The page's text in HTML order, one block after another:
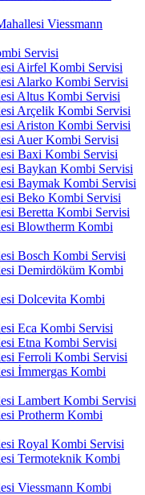
Viessmann
Servisi
Airfel Kombi Servisi
Alarko Kombi Servisi
Altus Kombi Servisi
Arçelik Kombi Servisi
Ariston Kombi Servisi
Auer Kombi Servisi
Baxi Kombi Servisi
Baykan Kombi Servisi
Baymak Kombi Servisi
Beko Kombi Servisi
Beretta Kombi Servisi
Blowtherm Kombi
Bosch Kombi Servisi
Demirdöküm Kombi
Dolcevita Kombi
Eca Kombi Servisi
Etna Kombi Servisi
Ferroli Kombi Servisi
İmmergas Kombi
Lambert Kombi Servisi
Protherm Kombi
Royal Kombi Servisi
Termoteknik Kombi
Viessmann Kombi